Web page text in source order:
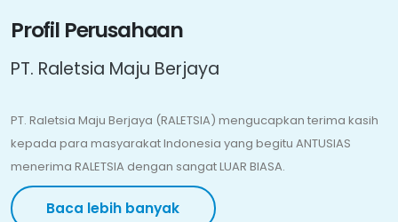
Profil Perusahaan
PT. Raletsia Maju Berjaya
PT. Raletsia Maju Berjaya (RALETSIA) mengucapkan terima kasih
kepada para masyarakat Indonesia yang begitu ANTUSIAS
menerima RALETSIA dengan sangat LUAR BIASA.